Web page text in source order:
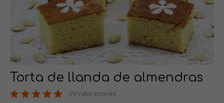
Torta de llanda de almendras
29 Valoraciones